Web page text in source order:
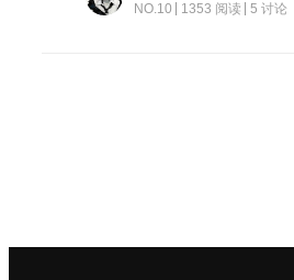
NO.10 1353 阅读 5 讨论